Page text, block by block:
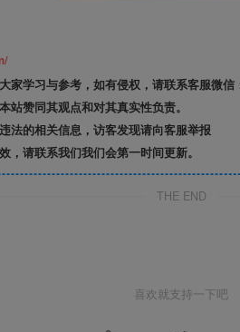
家学习与参考，如有侵权，请联系客服微信
站赞同其观点和对其真实性负责。
法的相关信息，访客发现请向客服举报
请联系我们我们会第一时间更新。
THE END
喜欢就支持一下吧